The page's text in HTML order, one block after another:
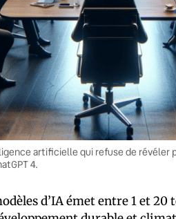
artificielle qui refuse de
4.
d’IA émet entre 1 et